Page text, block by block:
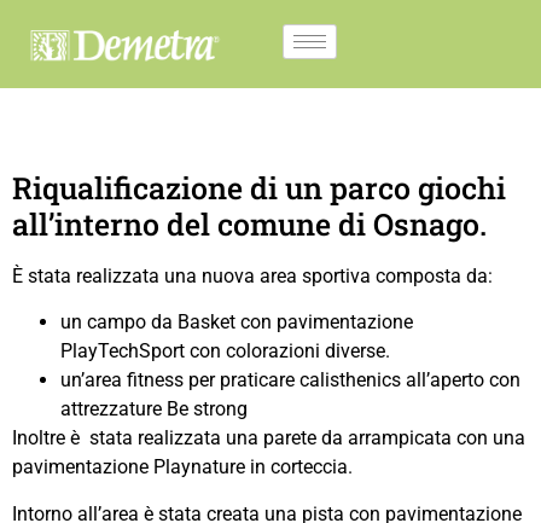
Riqualificazione di un parco giochi
all’interno del comune di Osnago.
È stata realizzata una nuova area sportiva composta da:
un campo da Basket con pavimentazione
PlayTechSport con colorazioni diverse.
un’area fitness per praticare calisthenics all’aperto con
attrezzature Be strong
Inoltre è stata realizzata una parete da arrampicata con una
pavimentazione Playnature in corteccia.
Intorno all’area è stata creata una pista con pavimentazione